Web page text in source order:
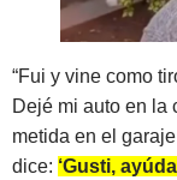
“Fui y vine como
Dejé mi auto en la
metida en el
dice: ‘Gusti,